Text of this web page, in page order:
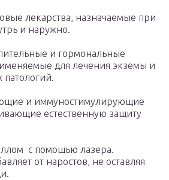
лекарства, назначаемые при
и наружно.
и гормональные
для лечения экземы и
патологий.
и иммуностимулирующие
естественную защиту
с помощью лазера.
от наростов, не оставляя